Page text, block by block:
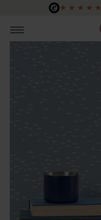
Zum Hauptinhalt springen
★ ★ ★ ★ ★